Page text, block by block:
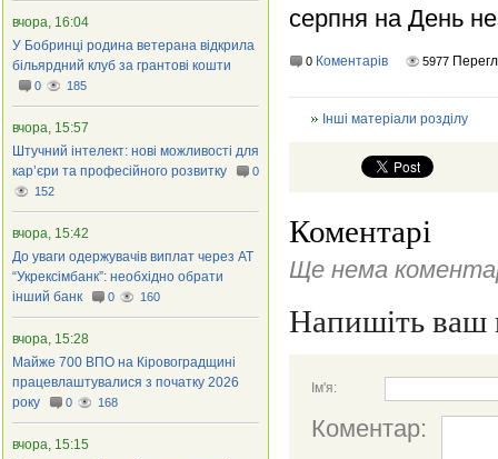
серпня на День
0 Коментарів 5977
Інші матеріали розділу
Коментарі
Ще нема
Напишіть ваш
Ім'я:
Коментар:
вчора, 16:04
У Бобринці родина ветерана відкрила
більярдний клуб за грантові кошти
0 185
вчора, 15:57
Штучний інтелект: нові можливості для
кар’єри та професійного розвитку
0
152
вчора, 15:42
До уваги одержувачів виплат через АТ
“Укрексімбанк”: необхідно обрати
інший банк
0 160
вчора, 15:28
Майже 700 ВПО на Кіровоградщині
працевлаштувалися з початку 2026
року
0 168
вчора, 15:15